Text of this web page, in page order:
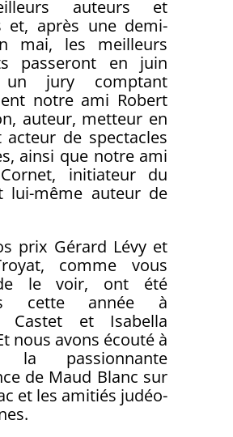
auteurs et
et, après une demi-
mai, les meilleurs
passeront en juin
un jury comptant
notre ami Robert
auteur, metteur en
acteur de spectacles
ainsi que notre ami
initiateur du
lui-même auteur de
prix Gérard Lévy et
comme vous
le voir, ont été
cette année à
Castet et Isabella
nous avons écouté à
la passionnante
de Maud Blanc sur
et les amitiés judéo-